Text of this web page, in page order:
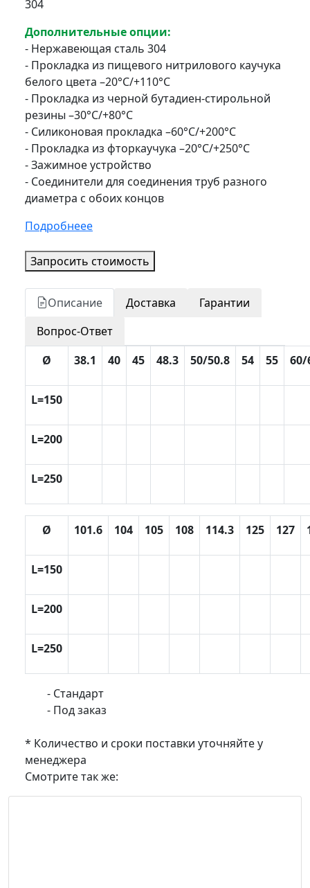
304
Дополнительные опции:
- Нержавеющая сталь 304
- Прокладка из пищевого нитрилового каучука
белого цвета –20°C/+110°C
- Прокладка из черной бутадиен-стирольной
резины –30°C/+80°C
- Силиконовая прокладка –60°C/+200°C
- Прокладка из фторкаучука –20°C/+250°C
- Зажимное устройство
- Соединители для соединения труб разного
диаметра с обоих концов
Подробнеее
Запросить стоимость
Описание Доставка
Гарантии
Вопрос-Ответ
Ø
38.1 40 45 48.3 50/50.8 54 55 60/
L=150
L=200
L=250
Ø 101.6 104 105 108 114.3 125 127
L=150
L=200
L=250
- Стандарт
- Под заказ
* Количество и сроки поставки уточняйте у
менеджера
Смотрите так же: